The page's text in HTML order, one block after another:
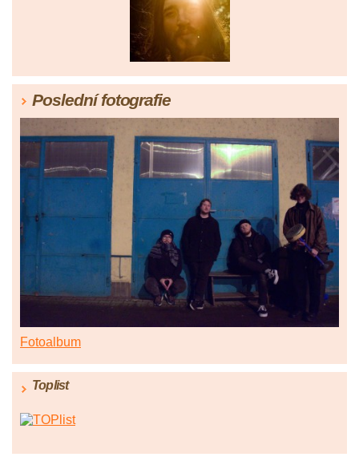
Poslední fotografie
Fotoalbum
Toplist